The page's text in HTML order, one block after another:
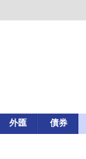
外匯 債券